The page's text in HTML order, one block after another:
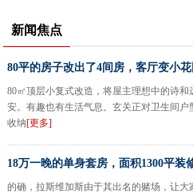
新闻焦点
80平的房子改出了4间房，客厅变小花
80㎡顶层小复式改造，将屋主理想中的诗
安。有趣也有生活气息。玄关正对卫生间
收纳[更多]
18万一晚的单身套房，面积1300平装
的确，拉斯维加斯由于其出名的赌场，让大